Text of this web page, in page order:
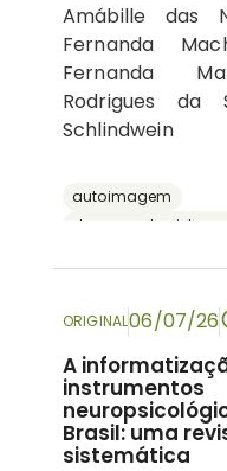
Amábille das
Fernanda
Fernanda
Rodrigues da
Schlindwein
autoimagem
ORIGINAL06/07/26
A
instrumentos
Brasil: uma
sistemática